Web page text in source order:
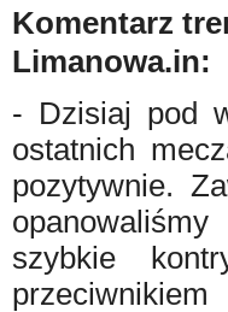
Komentarz
Limanowa.in:
- Dzisiaj pod
ostatnich
pozytywnie.
szybkie